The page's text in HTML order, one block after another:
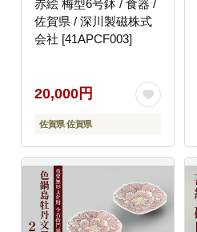
赤絵 梅型6号鉢 / 食器 /
佐賀県 / 深川製磁株式
会社 [41APCF003]
20,000円
佐賀県 佐賀県